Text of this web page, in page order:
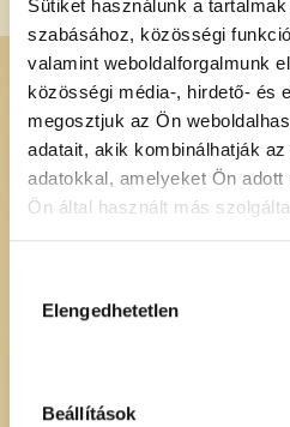
Sütiket használunk a
szabásához, közösségi
valamint weboldalforgalmunk
közösségi média-, hirdető- és
megosztjuk az Ön
adatait, akik kombinálhatják
adatokkal, amelyeket Ön
Ön által használt más
kiválasztása
Elengedhetetlen
Beállítások